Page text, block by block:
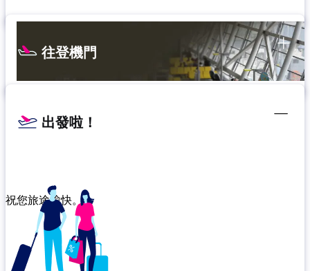
往登機門
出發啦！
祝您旅途愉快。